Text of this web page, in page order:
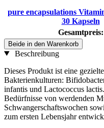
pure encapsulations
30 Kapseln
Gesamtpreis:
Beide in den Warenkorb
Beschreibung
Dieses Produkt ist eine
Bakterienkulturen:
infantis und Lactococcus
Bedürfnisse von werdenden
Schwangerschaftswochen
zum ersten Lebensjahr